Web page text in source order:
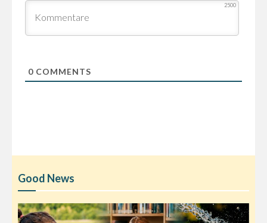
2500
0COMMENTS
Good News